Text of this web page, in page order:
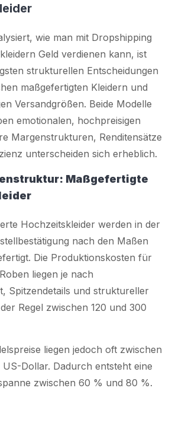
wie man mit Dropshipping
Geld verdienen kann, ist
strukturellen Entscheidungen
maßgefertigten Kleidern und
Versandgrößen. Beide Modelle
emotionalen, hochpreisigen
Margenstrukturen, Renditensätze
unterscheiden sich erheblich.
Maßgefertigte
Hochzeitskleider werden in der
nach den Maßen
Die Produktionskosten für
liegen je nach
Spitzendetails und struktureller
Regel zwischen 120 und 300
liegen jedoch oft zwischen
Dollar. Dadurch entsteht eine
zwischen 60 % und 80 %.